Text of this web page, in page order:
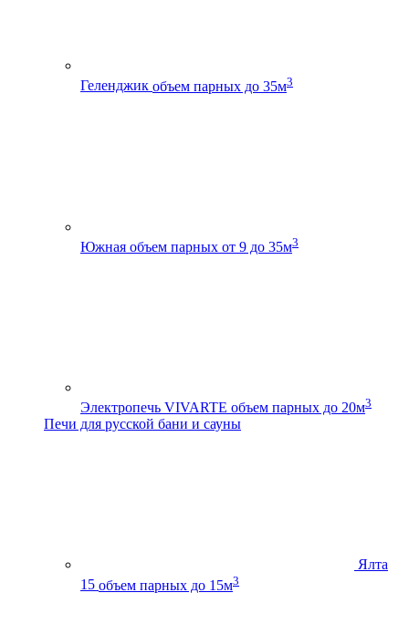
Геленджик объем парных до 35м3
Южная объем парных от 9 до 35м3
Электропечь VIVARTE объем парных до 20м3
Печи для русской бани и сауны
Ялта
15 объем парных до 15м3